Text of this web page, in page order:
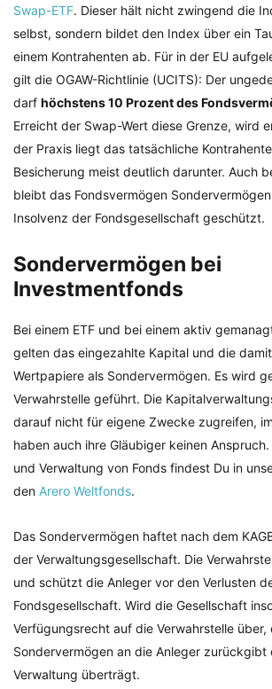
Swap-ETF. Dieser hält nicht zwingend die
selbst, sondern bildet den Index über ein
einem Kontrahenten ab. Für in der EU
gilt die OGAW-Richtlinie (UCITS): Der
darf höchstens 10 Prozent des
Erreicht der Swap-Wert diese Grenze, wird
der Praxis liegt das tatsächliche
Besicherung meist deutlich darunter. Auch
bleibt das Fondsvermögen
Insolvenz der Fondsgesellschaft geschützt.
Sondervermögen bei
Investmentfonds
Bei einem ETF und bei einem aktiv
gelten das eingezahlte Kapital und die
Wertpapiere als Sondervermögen. Es wird
Verwahrstelle geführt. Die
darauf nicht für eigene Zwecke zugreifen,
haben auch ihre Gläubiger keinen
und Verwaltung von Fonds findest Du in
den Arero Weltfonds.
Das Sondervermögen haftet nach dem
der Verwaltungsgesellschaft. Die
und schützt die Anleger vor den Verlusten
Fondsgesellschaft. Wird die Gesellschaft
Verfügungsrecht auf die Verwahrstelle über,
Sondervermögen an die Anleger zurückgibt
Verwaltung überträgt.